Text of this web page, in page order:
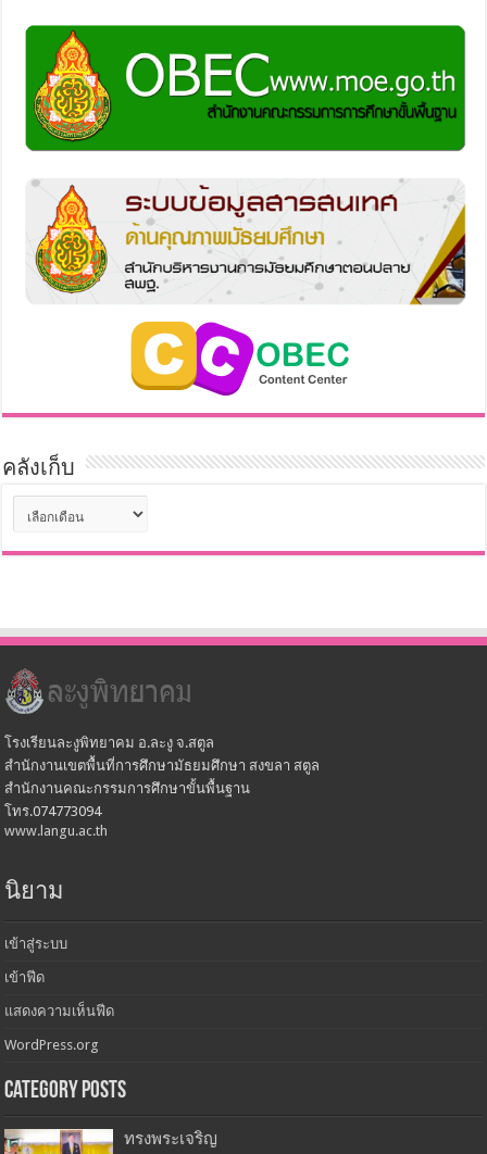
คลังเก็บ
เก็บ
โรงเรียนละงูพิทยาคม อ.ละงู จ.สตูล
สำนักงานเขตพื้นที่การศึกษามัธยมศึกษา สงขลา สตูล
สำนักงานคณะกรรมการศึกษาขั้นพื้นฐาน
โทร.074773094
www.langu.ac.th
นิยาม
เข้าสู่ระบบ
เข้าฟีด
แสดงความเห็นฟีด
WordPress.org
Category Posts
ทรงพระเจริญ